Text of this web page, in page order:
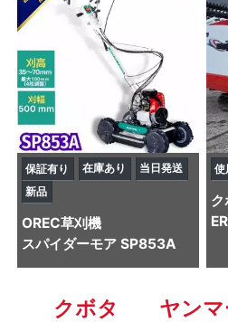
保証有り 在庫あり
当日発送
新品
OREC草刈機
スパイダーモア SP853A
使
ク
クボタ ヤンマ